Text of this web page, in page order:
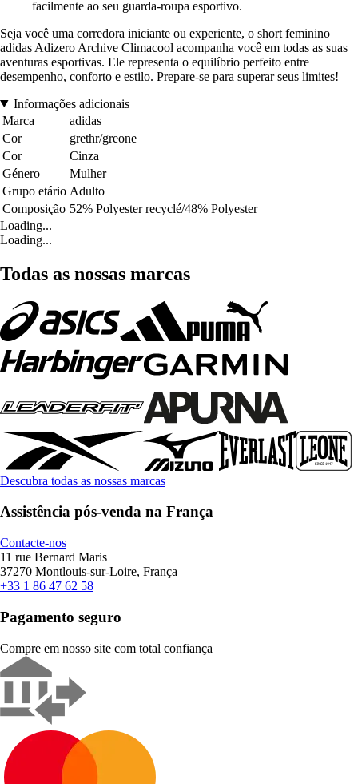
facilmente ao seu guarda-roupa esportivo.
Seja você uma corredora iniciante ou experiente, o short feminino
adidas Adizero Archive Climacool acompanha você em todas as suas
aventuras esportivas. Ele representa o equilíbrio perfeito entre
desempenho, conforto e estilo. Prepare-se para superar seus limites!
Informações adicionais
Marca
adidas
Cor
grethr/greone
Cor
Cinza
Género
Mulher
Grupo etário Adulto
Composição 52% Polyester recyclé/48% Polyester
Loading...
Loading...
Todas as nossas marcas
Descubra todas as nossas marcas
Assistência pós-venda na França
Contacte-nos
11 rue Bernard Maris
37270 Montlouis-sur-Loire, França
+33 1 86 47 62 58
Pagamento seguro
Compre em nosso site com total confiança